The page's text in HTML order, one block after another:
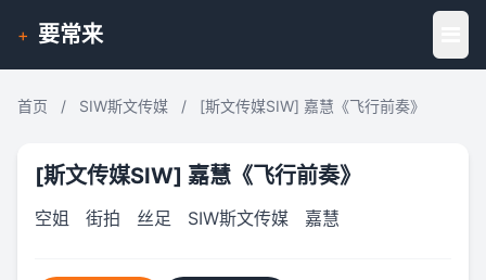
+ 要常来
首页 / SIW斯文传媒 / [斯文传媒SIW] 嘉慧《飞行前奏》
[斯文传媒SIW] 嘉慧《飞行前奏》
空姐 街拍 丝足 SIW斯文传媒 嘉慧